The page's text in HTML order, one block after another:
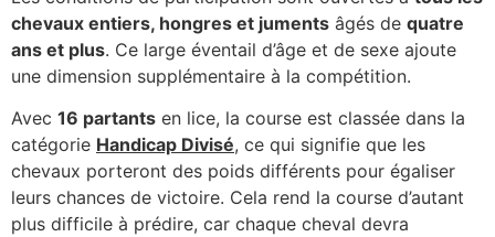
chevaux entiers, hongres et juments âgés de quatre
ans et plus. Ce large éventail d’âge et de sexe ajoute
une dimension supplémentaire à la compétition.
Avec 16 partants en lice, la course est classée dans la
catégorie Handicap Divisé, ce qui signifie que les
chevaux porteront des poids différents pour égaliser
leurs chances de victoire. Cela rend la course d’autant
plus difficile à prédire, car chaque cheval devra